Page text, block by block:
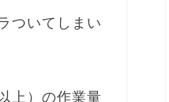
ついてしまい
上）の作業量